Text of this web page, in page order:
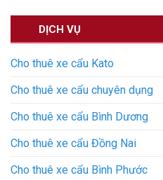
DỊCH VỤ
Cho thuê xe cẩu Kato
Cho thuê xe cẩu chuyên dụng
Cho thuê xe cẩu Bình Dương
Cho thuê xe cẩu Đồng Nai
Cho thuê xe cẩu Bình Phước